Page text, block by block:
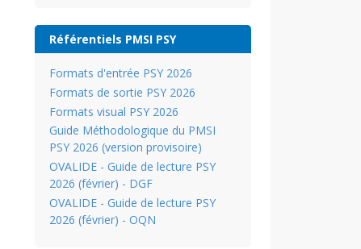
Référentiels PMSI PSY
Formats d'entrée PSY 2026
Formats de sortie PSY 2026
Formats visual PSY 2026
Guide Méthodologique du PMSI
PSY 2026 (version provisoire)
OVALIDE - Guide de lecture PSY
2026 (février) - DGF
OVALIDE - Guide de lecture PSY
2026 (février) - OQN